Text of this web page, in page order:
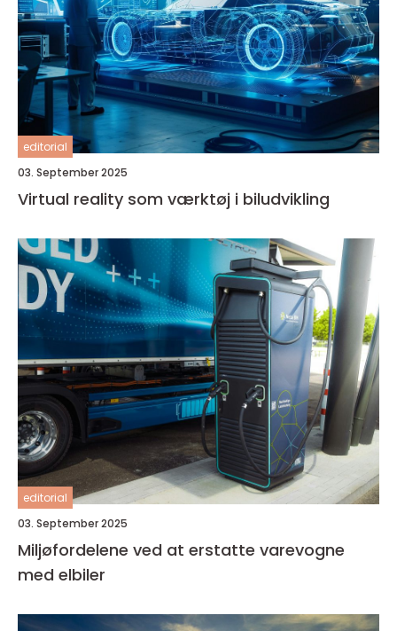
editorial
03. September 2025
Virtual reality som værktøj i biludvikling
editorial
03. September 2025
Miljøfordelene ved at erstatte varevogne
med elbiler